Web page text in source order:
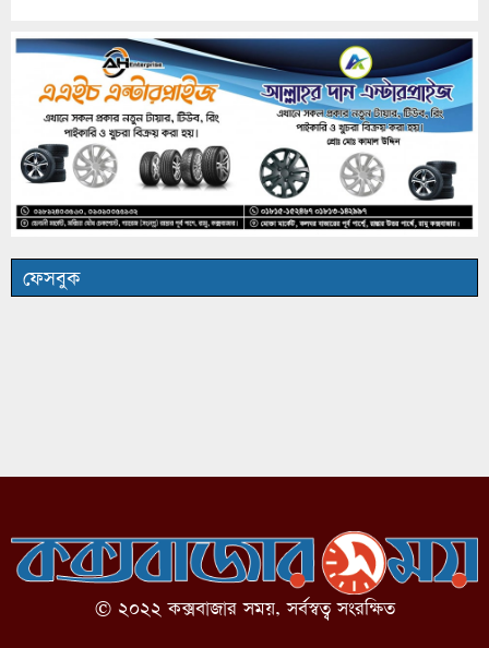
ফেসবুক
© ২০২২ কক্সবাজার সময়, সর্বস্বত্ব সংরক্ষিত